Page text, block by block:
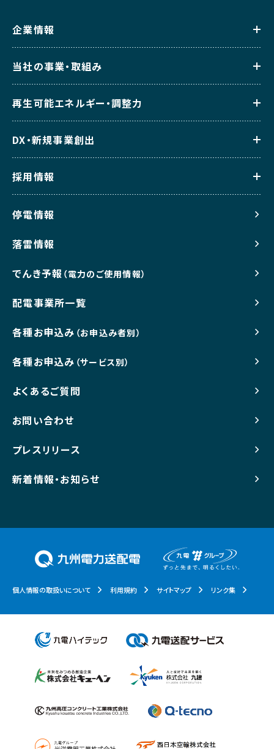
企業情報
当社の事業・取組み
再生可能エネルギー・調整力
DX・新規事業創出
採用情報
停電情報
落雷情報
でんき予報 （電力のご使用情報）
配電事業所一覧
各種お申込み （お申込み者別）
各種お申込み （サービス別）
よくあるご質問
お問い合わせ
プレスリリース
新着情報・お知らせ
個人情報の取扱いについて 利用規約 サイトマップ リンク集